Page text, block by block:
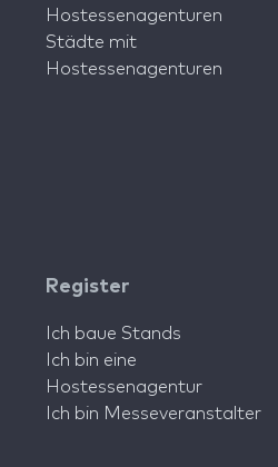
Hostessenagenturen
Städte mit
Hostessenagenturen
Register
Ich baue Stands
Ich bin eine
Hostessenagentur
Ich bin Messeveranstalter